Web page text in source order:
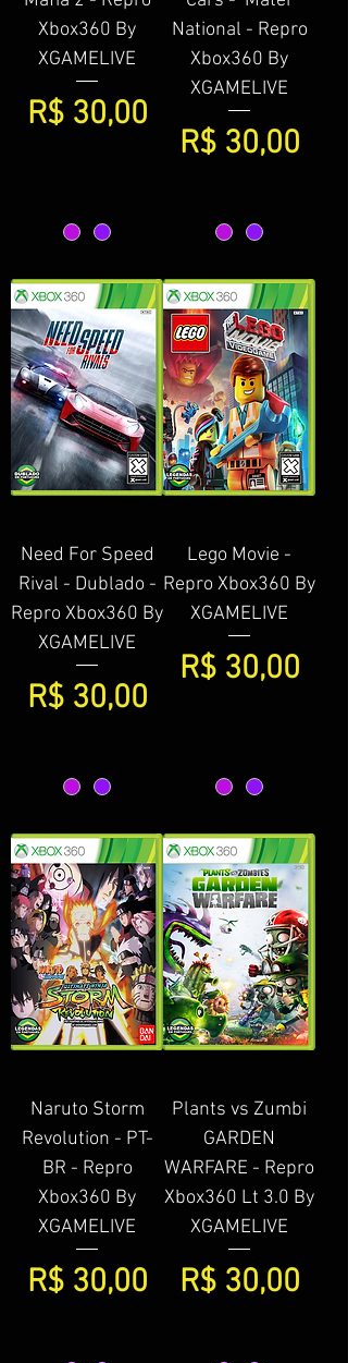
Xbox360 By
XGAMELIVE
Preço
R$ 30,00
National - Repro
Xbox360 By
XGAMELIVE
Preço
R$ 30,00
Need For Speed
Rival - Dublado -
Repro Xbox360 By
XGAMELIVE
Preço
R$ 30,00
Lego Movie -
Repro Xbox360 By
XGAMELIVE
Preço
R$ 30,00
Naruto Storm
Revolution - PT-
BR - Repro
Xbox360 By
XGAMELIVE
Preço
R$ 30,00
Plants vs Zumbi
GARDEN
WARFARE - Repro
Xbox360 Lt 3.0 By
XGAMELIVE
Preço
R$ 30,00